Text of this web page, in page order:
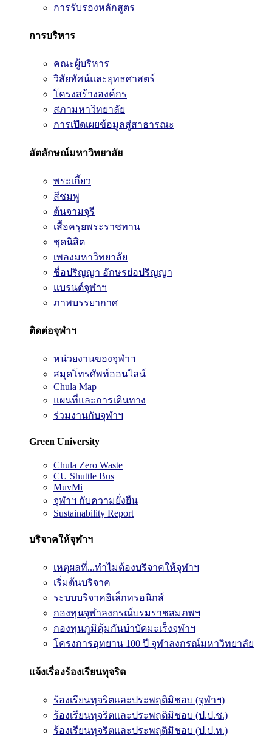
การรับรองหลักสูตร
การบริหาร
คณะผู้บริหาร
วิสัยทัศน์และยุทธศาสตร์
โครงสร้างองค์กร
สภามหาวิทยาลัย
การเปิดเผยข้อมูลสู่สาธารณะ
อัตลักษณ์มหาวิทยาลัย
พระเกี้ยว
สีชมพู
ต้นจามจุรี
เสื้อครุยพระราชทาน
ชุดนิสิต
เพลงมหาวิทยาลัย
ชื่อปริญญา อักษรย่อปริญญา
แบรนด์จุฬาฯ
ภาพบรรยากาศ
ติดต่อจุฬาฯ
หน่วยงานของจุฬาฯ
สมุดโทรศัพท์ออนไลน์
Chula Map
แผนที่และการเดินทาง
ร่วมงานกับจุฬาฯ
Green University
Chula Zero Waste
CU Shuttle Bus
MuvMi
จุฬาฯ กับความยั่งยืน
Sustainability Report
บริจาคให้จุฬาฯ
เหตุผลที่...ทำไมต้องบริจาคให้จุฬาฯ
เริ่มต้นบริจาค
ระบบบริจาคอิเล็กทรอนิกส์
กองทุนจุฬาลงกรณ์บรมราชสมภพฯ
กองทุนภูมิคุ้มกันบำบัดมะเร็งจุฬาฯ
โครงการอุทยาน 100 ปี จุฬาลงกรณ์มหาวิทยาลัย
แจ้งเรื่องร้องเรียนทุจริต
ร้องเรียนทุจริตและประพฤติมิชอบ (จุฬาฯ)
ร้องเรียนทุจริตและประพฤติมิชอบ (ป.ป.ช.)
ร้องเรียนทุจริตและประพฤติมิชอบ (ป.ป.ท.)